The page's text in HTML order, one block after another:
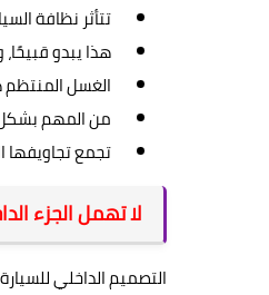
تتأثر نظافة
هذا يبدو
الغسل المنتظم
من المهم بشكل
تجمع تجاويفها
لا تهمل الجزء
التصميم الداخلي